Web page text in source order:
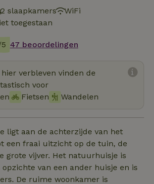
2 slaapkamers
WiFi
toegestaan
47 beoordelingen
hier verbleven vinden de
voor
Fietsen Wandelen
ligt aan de achterzijde van het
een fraai uitzicht op de tuin, de
grote vijver. Het natuurhuisje is
van een ander huisje en is
De ruime woonkamer is